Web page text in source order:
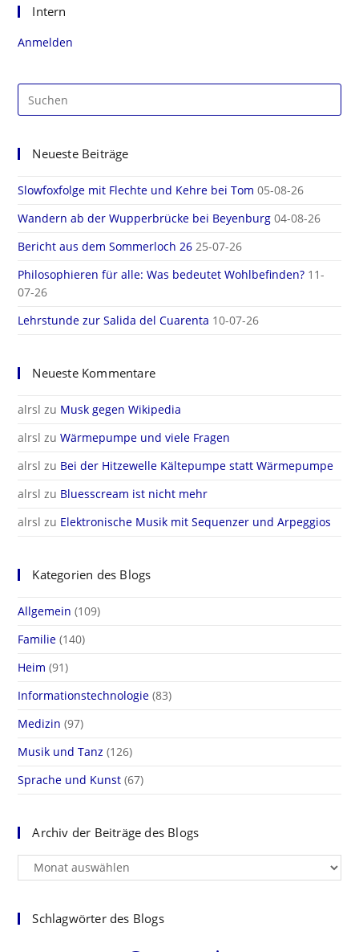
Intern
Anmelden
Neueste Beiträge
Slowfoxfolge mit Flechte und Kehre bei Tom 05-08-26
Wandern ab der Wupperbrücke bei Beyenburg 04-08-26
Bericht aus dem Sommerloch 26 25-07-26
Philosophieren für alle: Was bedeutet Wohlbefinden? 11-
07-26
Lehrstunde zur Salida del Cuarenta 10-07-26
Neueste Kommentare
alrsl zu Musk gegen Wikipedia
alrsl zuWärmepumpe und viele Fragen
alrsl zu Bei der Hitzewelle Kältepumpe statt Wärmepumpe
alrsl zu Bluesscream ist nicht mehr
alrsl zu Elektronische Musik mit Sequenzer und Arpeggios
Kategorien des Blogs
Allgemein (109)
Familie (140)
Heim (91)
Informationstechnologie (83)
Medizin (97)
Musik und Tanz (126)
Sprache und Kunst (67)
Archiv der Beiträge des Blogs
Archiv
der
desSchlagwörter des Blogs